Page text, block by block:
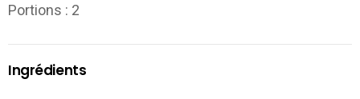
Portions : 2
Ingrédients